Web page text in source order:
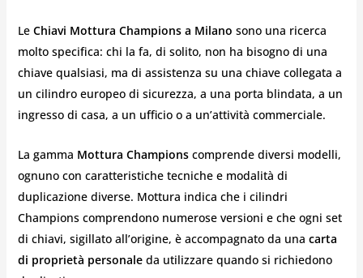
Le Chiavi Mottura Champions a Milano sono una ricerca
molto specifica: chi la fa, di solito, non ha bisogno di una
chiave qualsiasi, ma di assistenza su una chiave collegata a
un cilindro europeo di sicurezza, a una porta blindata, a un
ingresso di casa, a un ufficio o a un’attività commerciale.
La gamma Mottura Championscomprende diversi modelli,
ognuno con caratteristiche tecniche e modalità di
duplicazione diverse. Mottura indica che i cilindri
Champions comprendono numerose versioni e che ogni set
di chiavi, sigillato all’origine, è accompagnato da una carta
di proprietà personaleda utilizzare quando si richiedono